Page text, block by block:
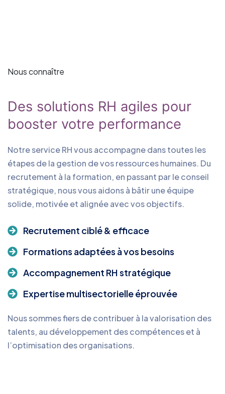
Nous connaître
Des solutions RH agiles pour
booster votre performance
Notre service RH vous accompagne dans toutes les
étapes de la gestion de vos ressources humaines. Du
recrutement à la formation, en passant par le conseil
stratégique, nous vous aidons à bâtir une équipe
solide, motivée et alignée avec vos objectifs.
Recrutement ciblé & efficace
Formations adaptées à vos besoins
Accompagnement RH stratégique
Expertise multisectorielle éprouvée
Nous sommes fiers de contribuer à la valorisation des
talents, au développement des compétences et à
l’optimisation des organisations.